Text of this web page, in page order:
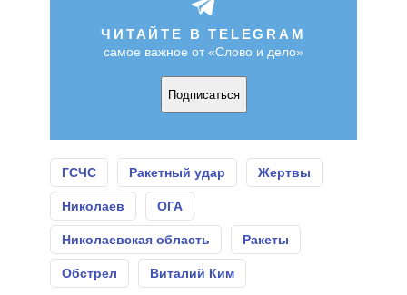
ЧИТАЙТЕ В TELEGRAM
самое важное от «Слово и дело»
Подписаться
ГСЧС Ракетный удар Жертвы
Николаев ОГА
Николаевская область Ракеты
Обстрел Виталий Ким